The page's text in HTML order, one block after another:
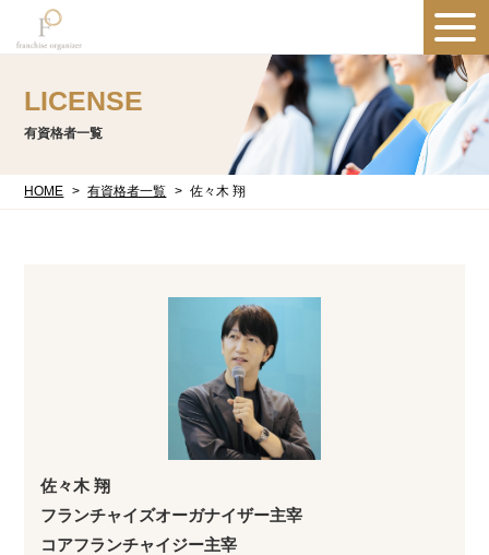
LICENSE
有資格者一覧
HOME 有資格者一覧 佐々木 翔
佐々木 翔
フランチャイズオーガナイザー主宰
コアフランチャイジー主宰